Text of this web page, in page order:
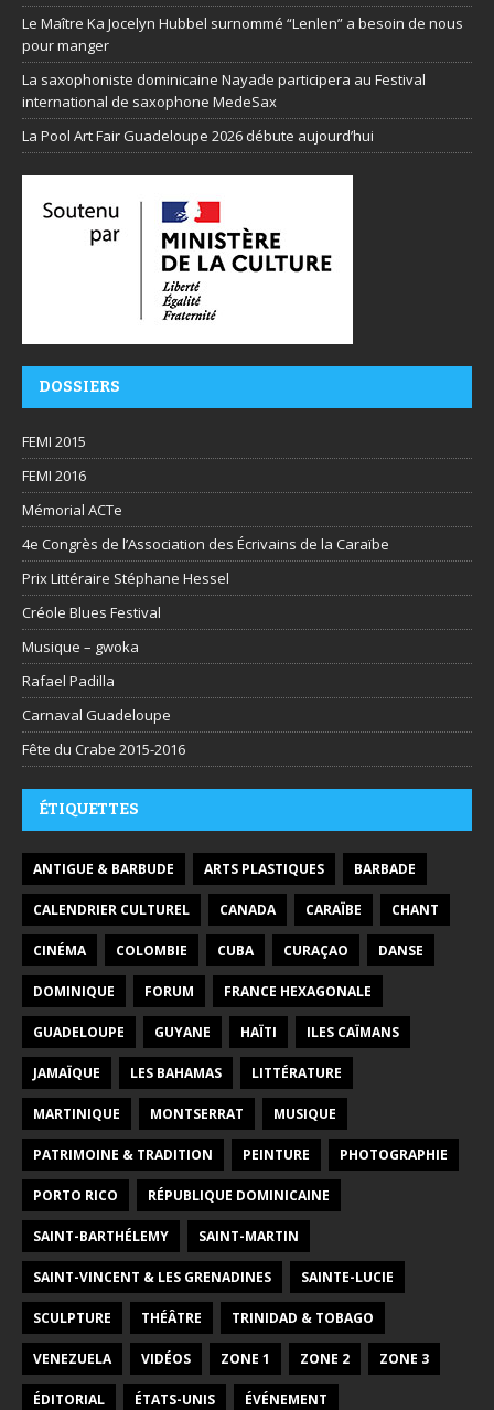
Le Maître Ka Jocelyn Hubbel surnommé “Lenlen” a besoin de nous
pour manger
La saxophoniste dominicaine Nayade participera au Festival
international de saxophone MedeSax
La Pool Art Fair Guadeloupe 2026 débute aujourd’hui
DOSSIERS
FEMI 2015
FEMI 2016
Mémorial ACTe
4e Congrès de l’Association des Écrivains de la Caraïbe
Prix Littéraire Stéphane Hessel
Créole Blues Festival
Musique – gwoka
Rafael Padilla
Carnaval Guadeloupe
Fête du Crabe 2015-2016
ÉTIQUETTES
ANTIGUE & BARBUDE ARTS PLASTIQUES BARBADE
CALENDRIER CULTUREL CANADA CARAÏBE CHANT
CINÉMA COLOMBIE CUBA CURAÇAO DANSE
DOMINIQUE FORUM FRANCE HEXAGONALE
GUADELOUPE GUYANE HAÏTI ILES CAÏMANS
JAMAÏQUE LES BAHAMAS LITTÉRATURE
MARTINIQUE MONTSERRAT MUSIQUE
PATRIMOINE & TRADITION PEINTURE PHOTOGRAPHIE
PORTO RICO RÉPUBLIQUE DOMINICAINE
SAINT-BARTHÉLEMY SAINT-MARTIN
SAINT-VINCENT & LES GRENADINES SAINTE-LUCIE
SCULPTURE THÉÂTRE TRINIDAD & TOBAGO
VENEZUELA VIDÉOS ZONE 1 ZONE 2 ZONE 3
ÉDITORIAL ÉTATS-UNIS ÉVÉNEMENT